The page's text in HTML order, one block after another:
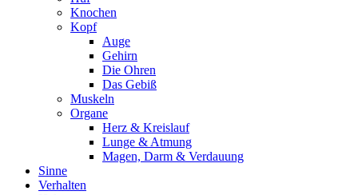
Knochen
Kopf
Auge
Gehirn
Die Ohren
Das Gebiß
Muskeln
Organe
Herz & Kreislauf
Lunge & Atmung
Magen, Darm & Verdauung
Sinne
Verhalten